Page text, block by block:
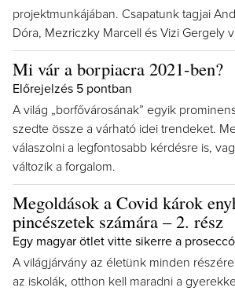
projektmunkájában. Csapatunk tagjai
Dóra, Mezriczky Marcell és Vizi Gergely
Mi vár a borpiacra 2021-ben?
Előrejelzés 5 pontban
A világ „borfővárosának” egyik
szedte össze a várható idei trendeket.
válaszolni a legfontosabb kérdésre is,
változik a forgalom.
Megoldások a Covid károk
pincészetek számára – 2. rész
Egy magyar ötlet vitte sikerre a
A világjárvány az életünk minden
az iskolák, otthon kell maradni a